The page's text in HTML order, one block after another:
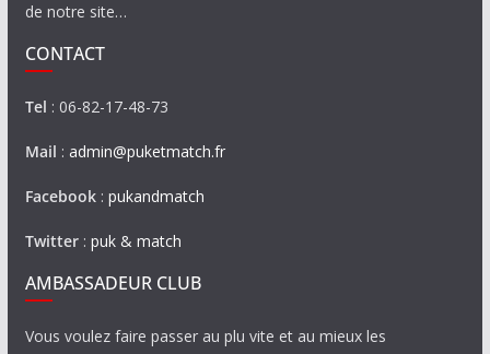
de notre site…
CONTACT
Tel : 06-82-17-48-73
Mail : admin@puketmatch.fr
Facebook: pukandmatch
Twitter: puk & match
AMBASSADEUR CLUB
Vous voulez faire passer au plu vite et au mieux les